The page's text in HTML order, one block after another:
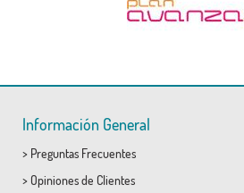
Información General
> Preguntas Frecuentes
> Opiniones de Clientes